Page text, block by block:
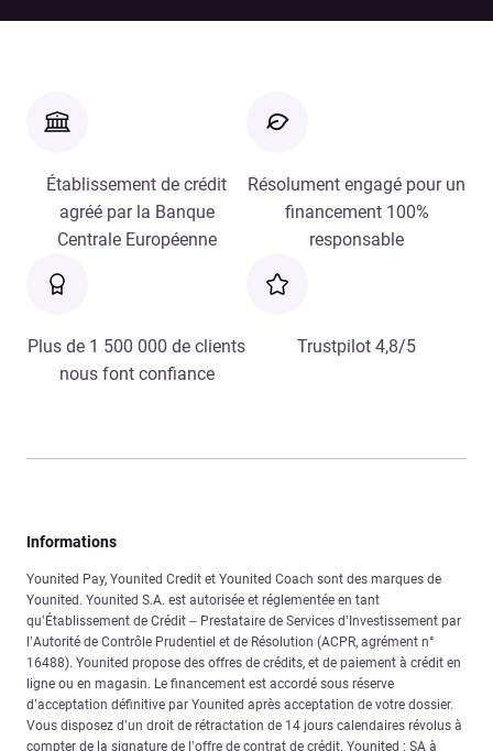
Établissement de crédit
agréé par la Banque
Centrale Européenne
Résolument engagé pour un
financement 100%
responsable
Plus de 1 500 000 de clients
nous font confiance
Trustpilot 4,8/5
Informations
Younited Pay, Younited Credit et Younited Coach sont des marques de
Younited. Younited S.A. est autorisée et réglementée en tant
qu’Établissement de Crédit – Prestataire de Services d’Investissement par
l’Autorité de Contrôle Prudentiel et de Résolution (ACPR, agrément n°
16488). Younited propose des offres de crédits, et de paiement à crédit en
ligne ou en magasin. Le financement est accordé sous réserve
d’acceptation définitive par Younited après acceptation de votre dossier.
Vous disposez d’un droit de rétractation de 14 jours calendaires révolus à
compter de la signature de l’offre de contrat de crédit. Younited : SA à